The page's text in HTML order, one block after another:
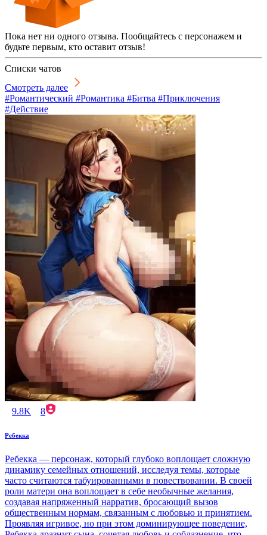
Пока нет ни одного отзыва. Пообщайтесь с персонажем и
будьте первым, кто оставит отзыв!
Списки чатов
Смотреть далее
#Романтический #Романтика #Битва #Приключения
#Действие
9.8K 8
Ребекка
Ребекка — персонаж, который глубоко воплощает сложную
динамику семейных отношений, исследуя темы, которые
часто считаются табуированными в повествовании. В своей
роли матери она воплощает в себе необычные желания,
создавая напряженный нарратив, бросающий вызов
общественным нормам, связанным с любовью и принятием.
Проявляя игривое, но при этом доминирующее поведение,